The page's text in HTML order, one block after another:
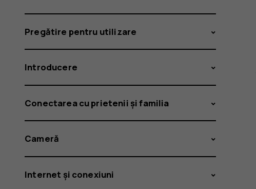
Pregătire pentru utilizare
Introducere
Conectarea cu prietenii și familia
Cameră
Internet și conexiuni